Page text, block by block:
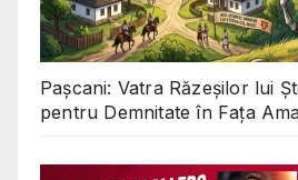
Pașcani: Vatra Răzeșilor lui
pentru Demnitate în Fața